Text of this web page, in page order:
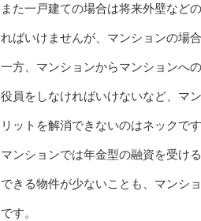
また一戸建ての場合は将来外壁など
ればいけませんが、マンションの場
一方、マンションからマンションへ
役員をしなければいけないなど、マ
リットを解消できないのはネックです
マンションでは年金型の融資を受け
できる物件が少ないことも、マンシ
です。